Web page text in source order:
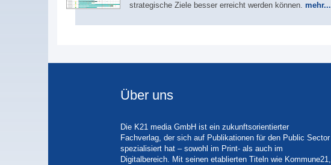
strategische Ziele besser erreicht werden können. mehr...
Über uns
Die K21 media GmbH ist ein zukunftsorientierter
Fachverlag, der sich auf Publikationen für den Public Sector
spezialisiert hat – sowohl im Print- als auch im
Digitalbereich. Mit seinen etablierten Titeln wie Kommune21,